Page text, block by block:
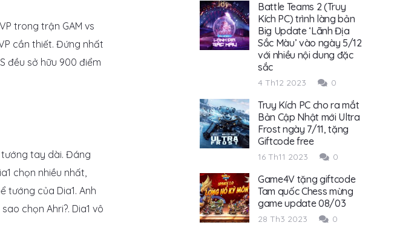
trong trận GAM vs
cần thiết. Đứng nhất
đều sở hữu 900 điểm
tướng tay dài. Đáng
chọn nhiều nhất,
tướng của Dia1. Anh
chọn Ahri?. Dia1 vô
Battle Teams 2 (Truy
Kích PC) trình làng bản
Big Update ‘Lãnh Địa
Sắc Màu’ vào ngày 5/12
với nhiều nội dung đặc
sắc
4 Th12 2023 0
Truy Kích PC cho ra mắt
Bản Cập Nhật mới Ultra
Frost ngày 7/11, tặng
Giftcode free
16 Th11 2023 0
Game4V tặng giftcode
Tam quốc Chess mừng
game update 08/03
28 Th3 2023 0